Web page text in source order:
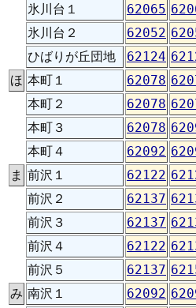
氷川台１
62065
氷川台２
62052
ひばりが丘団地
62124
ほ 本町１ 62078
本町２
62078
本町３
62078
本町４
62092
ま 前沢１ 62122
前沢２
62137
前沢３
62137
前沢４
62122
前沢５
62137
み 南沢１ 62092